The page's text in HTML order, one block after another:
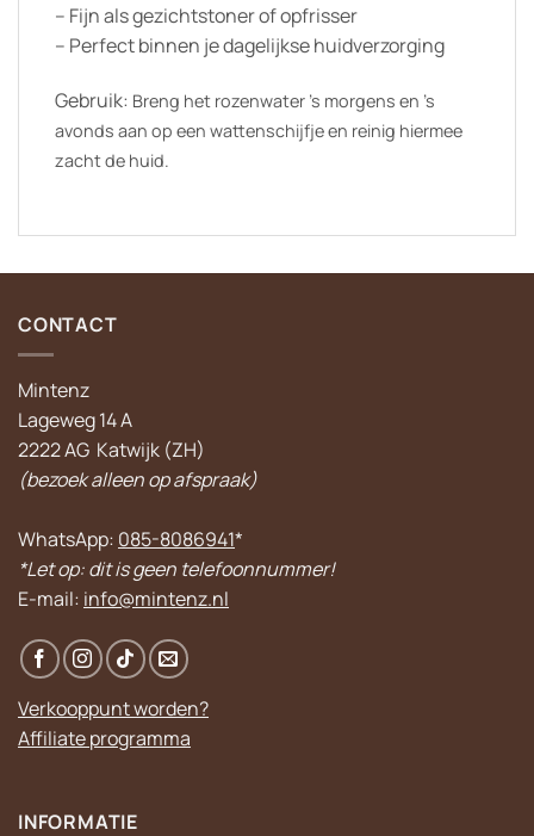
– Fijn als gezichtstoner of opfrisser
– Perfect binnen je dagelijkse huidverzorging
Gebruik: Breng het rozenwater ’s morgens en ’s
avonds aan op een wattenschijfje en reinig hiermee
zacht de huid.
CONTACT
Mintenz
Lageweg 14 A
2222 AG Katwijk (ZH)
(bezoek alleen op afspraak)
WhatsApp: 085-8086941*
*Let op: dit is geen telefoonnummer!
E-mail: info@mintenz.nl
Verkooppunt worden?
Affiliate programma
INFORMATIE